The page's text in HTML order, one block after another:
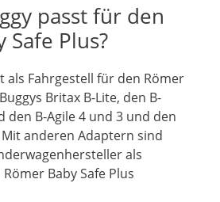
passt für den
Safe Plus?
als Fahrgestell für den Römer
Britax B-Lite, den B-
den B-Agile 4 und 3 und den
anderen Adaptern sind
als
Baby Safe Plus